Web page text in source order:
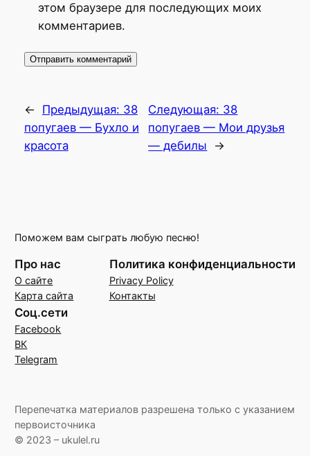
этом браузере для последующих моих
комментариев.
← Предыдущая: 38
попугаев — Бухло и
красота
Следующая: 38
попугаев — Мои друзья
— дебилы
→
Поможем вам сыграть любую песню!
Про нас
О сайте
Карта сайта
Политика конфиденциальности
Privacy Policy
Контакты
Соц.сети
Facebook
ВК
Telegram
Перепечатка материалов разрешена только с указанием
первоисточника
© 2023 – ukulel.ru